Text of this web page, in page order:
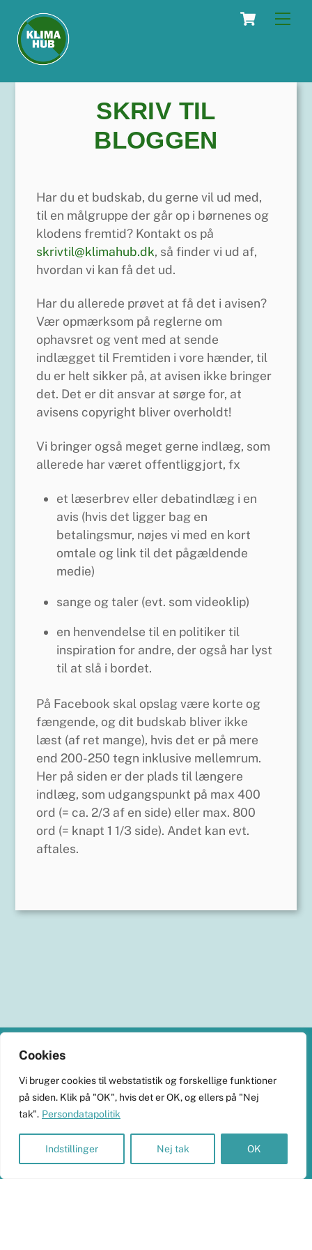
Cookies
Vi bruger cookies til webstatistik og forskellige funktioner
på siden. Klik på "OK", hvis det er OK, og ellers på "Nej
tak". Persondatapolitik
Indstillinger Nej tak OK
content
Cart
SKRIV TIL
BLOGGEN
Har du et budskab, du gerne vil ud med,
til en målgruppe der går op i børnenes og
klodens fremtid? Kontakt os på
skrivtil@klimahub.dk, så finder vi ud af,
hvordan vi kan få det ud.
Har du allerede prøvet at få det i avisen?
Vær opmærksom på reglerne om
ophavsret og vent med at sende
indlægget til Fremtiden i vore hænder, til
du er helt sikker på, at avisen ikke bringer
det. Det er dit ansvar at sørge for, at
avisens copyright bliver overholdt!
Vi bringer også meget gerne indlæg, som
allerede har været offentliggjort, fx
et læserbrev eller debatindlæg i en
avis (hvis det ligger bag en
betalingsmur, nøjes vi med en kort
omtale og link til det pågældende
medie)
sange og taler (evt. som videoklip)
en henvendelse til en politiker til
inspiration for andre, der også har lyst
til at slå i bordet.
På Facebook skal opslag være korte og
fængende, og dit budskab bliver ikke
læst (af ret mange), hvis det er på mere
end 200-250 tegn inklusive mellemrum.
Her på siden er der plads til længere
indlæg, som udgangspunkt på max 400
ord (= ca. 2/3 af en side) eller max. 800
ord (= knapt 1 1/3 side). Andet kan evt.
aftales.
Top
KlimaHub
CVR-nr. 38989251
skrivtil@klimahub.dk